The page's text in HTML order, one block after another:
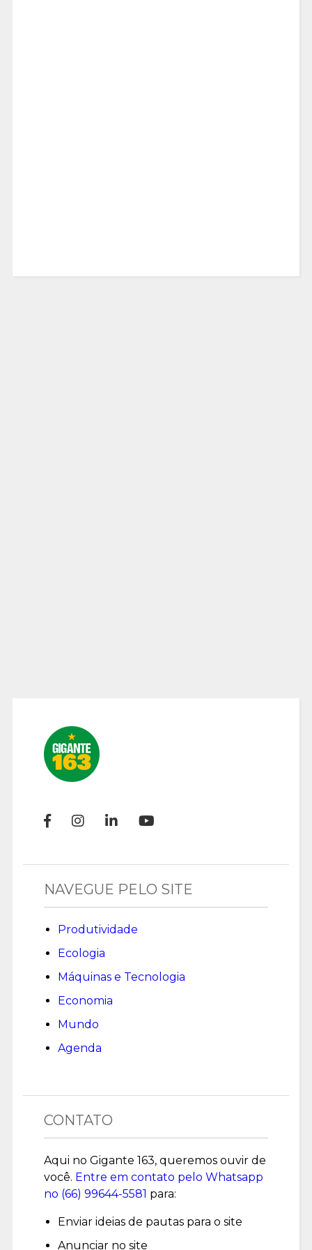
NAVEGUE PELO SITE
Produtividade
Ecologia
Máquinas e Tecnologia
Economia
Mundo
Agenda
CONTATO
Aqui no Gigante 163, queremos ouvir de
você. Entre em contato pelo Whatsapp
no (66) 99644-5581 para:
Enviar ideias de pautas para o site
Anunciar no site